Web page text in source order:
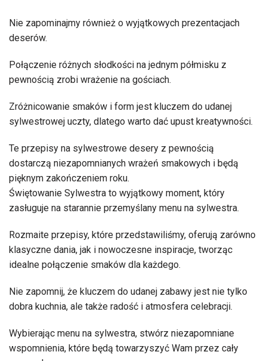
Nie zapominajmy również o wyjątkowych prezentacjach
deserów.
Połączenie różnych słodkości na jednym półmisku z
pewnością zrobi wrażenie na gościach.
Zróżnicowanie smaków i form jest kluczem do udanej
sylwestrowej uczty, dlatego warto dać upust kreatywności.
Te przepisy na sylwestrowe desery z pewnością
dostarczą niezapomnianych wrażeń smakowych i będą
pięknym zakończeniem roku.
Świętowanie Sylwestra to wyjątkowy moment, który
zasługuje na starannie przemyślany menu na sylwestra.
Rozmaite przepisy, które przedstawiliśmy, oferują zarówno
klasyczne dania, jak i nowoczesne inspiracje, tworząc
idealne połączenie smaków dla każdego.
Nie zapomnij, że kluczem do udanej zabawy jest nie tylko
dobra kuchnia, ale także radość i atmosfera celebracji.
Wybierając menu na sylwestra, stwórz niezapomniane
wspomnienia, które będą towarzyszyć Wam przez cały